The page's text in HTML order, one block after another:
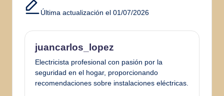
Última actualización el 01/07/2026
juancarlos_lopez
Electricista profesional con pasión por la
seguridad en el hogar, proporcionando
recomendaciones sobre instalaciones eléctricas.